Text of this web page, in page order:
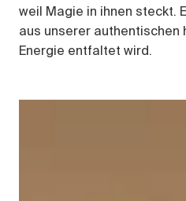
weil Magie in ihnen steckt.
aus unserer authentischen
Energie entfaltet wird.